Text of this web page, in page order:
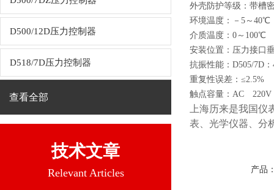
D500/12D压力控制器
D518/7D压力控制器
查看全部
技术文章
Relevant Articles
外壳防护等级：带槽
环境温度：－5～40℃
介质温度：0～100℃
安装位置：压力接口
抗振性能：D505/7D：
重复性误差：≤2.5%
触点容量：AC
上海历来是我国
表、光学仪器、分
产品